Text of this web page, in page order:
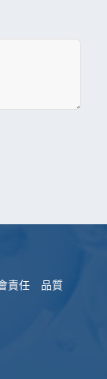
責任
品質